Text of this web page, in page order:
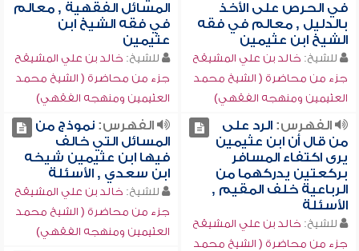
في الحرص على الأخذ
بالدليل , معالم في فقه
الشيخ ابن عثيمين
للشيخ: خالد بن علي المشيقح
جزء من محاضرة ( الشيخ محمد
العثيمين ومنهجه الفقهي)
المسائل الفقهية , معالم
في فقه الشيخ ابن
عثيمين
للشيخ: خالد بن علي المشيقح
جزء من محاضرة ( الشيخ محمد
العثيمين ومنهجه الفقهي)
الفهرس:الرد على
من قال أن ابن عثيمين
يرى اكتفاء المسافر
بركعتين يدركهما من
الرباعية خلف المقيم ,
الأسئلة
للشيخ: خالد بن علي المشيقح
جزء من محاضرة ( الشيخ محمد
الفهرس:نموذج من
المسائل التي خالف
فيها ابن عثيمين شيخه
ابن سعدي , الأسئلة
للشيخ: خالد بن علي المشيقح
جزء من محاضرة ( الشيخ محمد
العثيمين ومنهجه الفقهي)